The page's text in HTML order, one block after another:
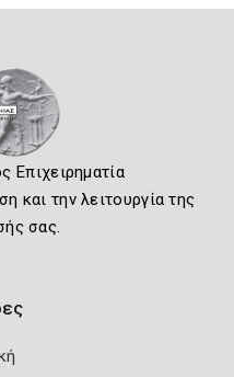
Επιχειρηματία
και την λειτουργία της
σας.